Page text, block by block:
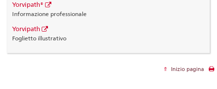
Yorvipath®
Informazione professionale
Yorvipath
Foglietto illustrativo
Inizio pagina